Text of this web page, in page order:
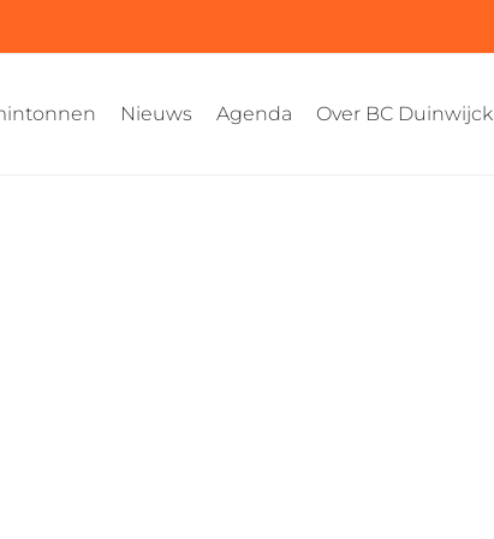
Nieuws Agenda Over BC Duinwijck